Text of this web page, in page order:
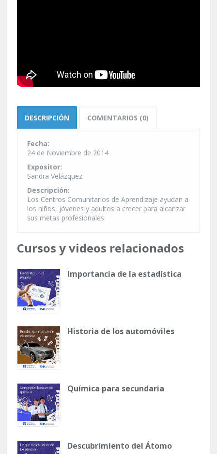
DESCRIPCIÓN COMENTARIOS (0)
Fecha:
24 de Noviembre de 2014
Expositor:
Sandra Velázquez
Descripción:
Los Centros Comunitarios de Aprendizaje ayudan a
los niños, jóvenes y adultos a crecer para alcanzar
sus metas profesionales
Cursos y videos relacionados
Importancia de la estadística
Historia de los automóviles
Química para secundaria
Descubrimiento del Átomo